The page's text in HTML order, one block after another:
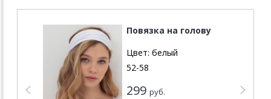
Повязка на голову
Цвет: белый
52-58
299 руб.